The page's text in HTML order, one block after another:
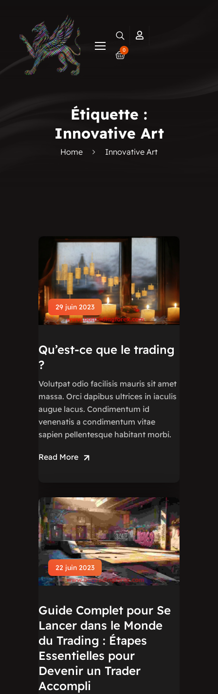
0
Étiquette :
Innovative Art
Home Innovative Art
29 juin 2023
Qu’est-ce que le trading
?
Volutpat odio facilisis mauris sit amet
massa. Orci dapibus ultrices in iaculis
augue lacus. Condimentum id
venenatis a condimentum vitae
sapien pellentesque habitant morbi.
Read More
22 juin 2023
Guide Complet pour Se
Lancer dans le Monde
du Trading : Étapes
Essentielles pour
Devenir un Trader
Accompli